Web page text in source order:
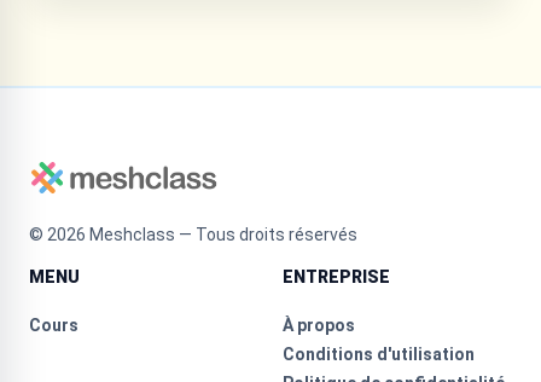
© 2026 Meshclass — Tous droits réservés
MENU
Cours
ENTREPRISE
À propos
Conditions d'utilisation